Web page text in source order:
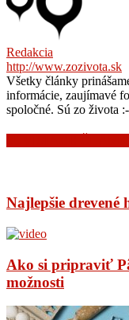
Redakcia
http://www.zozivota.sk
Všetky články
informácie, zaujímavé
spoločné. Sú zo života
Najlepšie drevené
Ako si pripraviť
možnosti